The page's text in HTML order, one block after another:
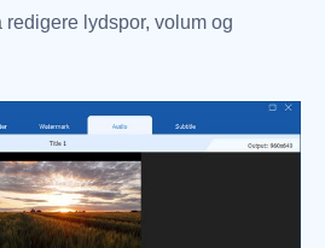
lydspor, volum og